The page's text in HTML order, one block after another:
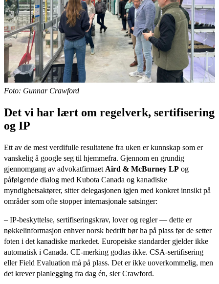
Foto: Gunnar Crawford
Det vi har lært om regelverk, sertifisering
og IP
Ett av de mest verdifulle resultatene fra uken er kunnskap som er
vanskelig å google seg til hjemmefra. Gjennom en grundig
gjennomgang av advokatfirmaet Aird & McBurney LP og
påfølgende dialog med Kubota Canada og kanadiske
myndighetsaktører, sitter delegasjonen igjen med konkret innsikt på
områder som ofte stopper internasjonale satsinger:
– IP-beskyttelse, sertifiseringskrav, lover og regler — dette er
nøkkelinformasjon enhver norsk bedrift bør ha på plass før de setter
foten i det kanadiske markedet. Europeiske standarder gjelder ikke
automatisk i Canada. CE-merking godtas ikke. CSA-sertifisering
eller Field Evaluation må på plass. Det er ikke uoverkommelig, men
det krever planlegging fra dag én, sier Crawford.